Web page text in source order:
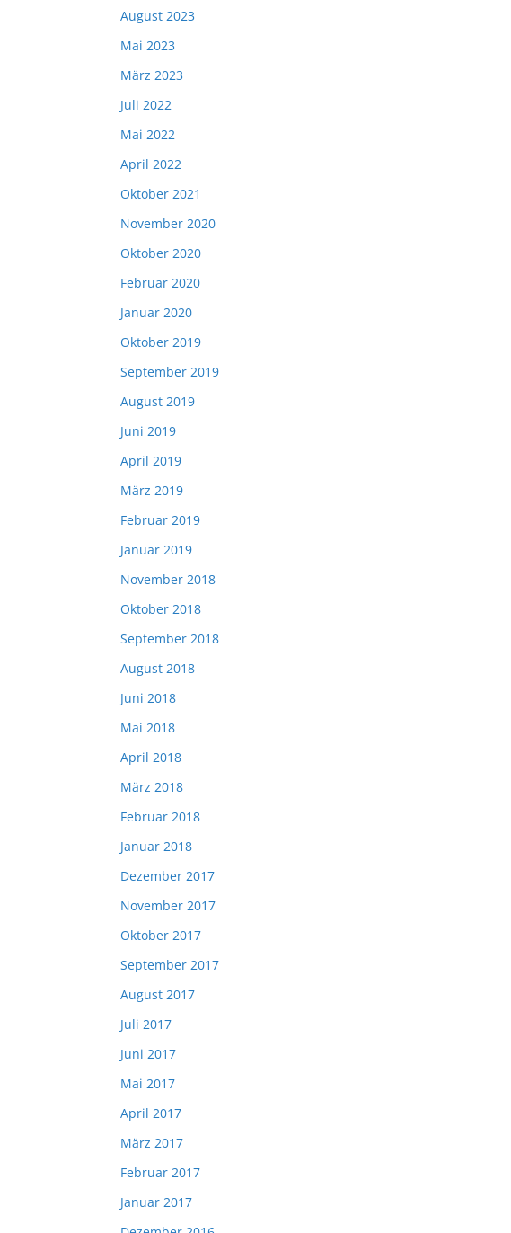
August 2023
Mai 2023
März 2023
Juli 2022
Mai 2022
April 2022
Oktober 2021
November 2020
Oktober 2020
Februar 2020
Januar 2020
Oktober 2019
September 2019
August 2019
Juni 2019
April 2019
März 2019
Februar 2019
Januar 2019
November 2018
Oktober 2018
September 2018
August 2018
Juni 2018
Mai 2018
April 2018
März 2018
Februar 2018
Januar 2018
Dezember 2017
November 2017
Oktober 2017
September 2017
August 2017
Juli 2017
Juni 2017
Mai 2017
April 2017
März 2017
Februar 2017
Januar 2017